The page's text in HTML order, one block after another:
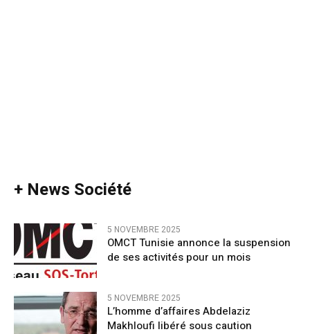
+ News Société
5 NOVEMBRE 2025
OMCT Tunisie annonce la suspension
de ses activités pour un mois
5 NOVEMBRE 2025
L’homme d’affaires Abdelaziz
Makhloufi libéré sous caution